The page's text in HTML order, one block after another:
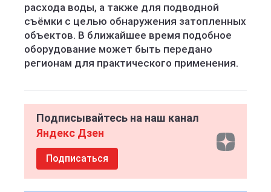
расхода воды, а также для подводной
съёмки с целью обнаружения затопленных
объектов. В ближайшее время подобное
оборудование может быть передано
регионам для практического применения.
Подписывайтесь на наш канал
Яндекс Дзен
Подписаться